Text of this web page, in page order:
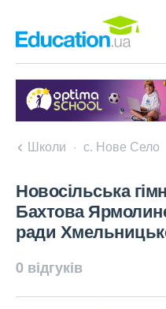
Школи с. Нове Село
Новосільська
Бахтова
ради
0 відгуків